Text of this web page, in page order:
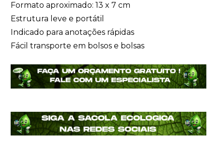
Formato aproximado: 13 x 7 cm
Estrutura leve e portátil
Indicado para anotações rápidas
Fácil transporte em bolsos e bolsas